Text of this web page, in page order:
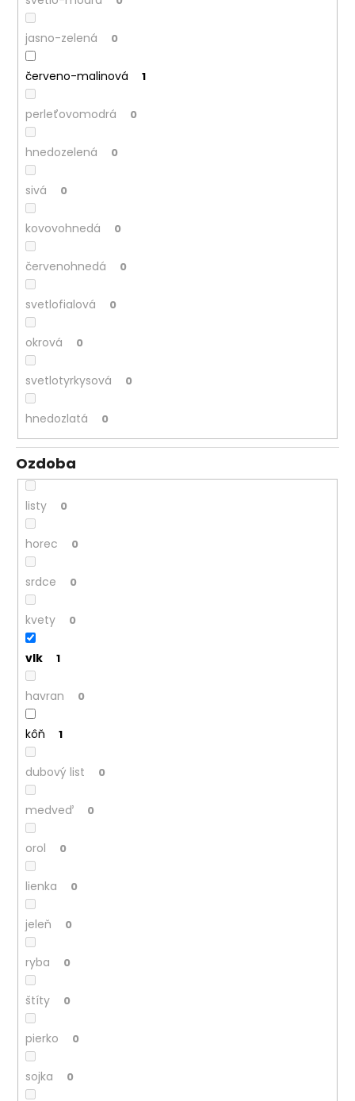
jasno-zelená 0
červeno-malinová 1
perleťovomodrá 0
hnedozelená 0
sivá 0
kovovohnedá 0
červenohnedá 0
svetlofialová 0
okrová 0
svetlotyrkysová 0
hnedozlatá 0
Ozdoba
listy 0
horec 0
srdce 0
kvety 0
vlk 1
havran 0
kôň 1
dubový list 0
medveď 0
orol 0
lienka 0
jeleň 0
ryba 0
štíty 0
pierko 0
sojka 0